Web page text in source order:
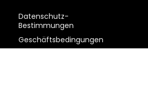
Datenschutz-
Bestimmungen
Geschäftsbedingungen